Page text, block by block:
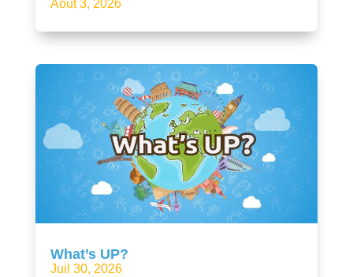
Août 3, 2026
What’s UP?
Juil 30, 2026